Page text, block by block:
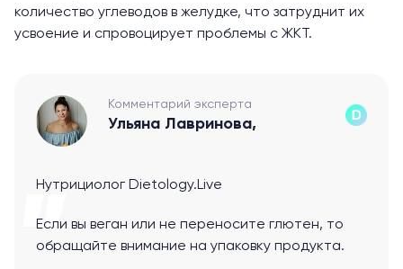
количество углеводов в желудке, что затруднит их
усвоение и спровоцирует проблемы с ЖКТ.
Комментарий эксперта
Ульяна Лавринова,
Нутрициолог Dietology.Live
Если вы веган или не переносите глютен, то
обращайте внимание на упаковку продукта.